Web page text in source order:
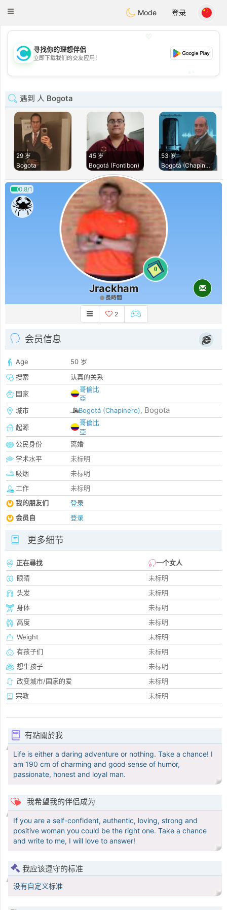
Citas
Toggle
Mode 登录
💖
💕
寻找你的理想伴侣
立即下载我们的交友应用！
遇到 人 Bogota
29 岁
Bogota
45 岁
Bogotá (Fontibon)
53 岁
Bogotá (Chapinero)
0.8/1
0
Jrackham
長時間
2
会员信息
Age
50 岁
搜索
认真的关系
国家
哥倫比
亞
城市
Bogotá (Chapinero), Bogota
起源
哥倫比
亞
公民身份
离婚
学术水平
未标明
吸烟
未标明
工作
未标明
我的朋友们
登录
会员自
登录
更多细节
正在尋找
一个女人
眼睛
未标明
头发
未标明
身体
未标明
高度
未标明
Weight
未标明
有孩子们
未标明
想生孩子
未标明
改变城市/国家的爱
未标明
宗教
未标明
有點關於我
Life is either a daring adventure or nothing. Take a chance! I
am 190 cm of charming and good sense of humor,
passionate, honest and loyal man.
我希望我的伴侣成为
If you are a self-confident, authentic, loving, strong and
positive woman you could be the right one. Take a chance
and write to me, I will love to answer!
我应该遵守的标准
没有自定义标准